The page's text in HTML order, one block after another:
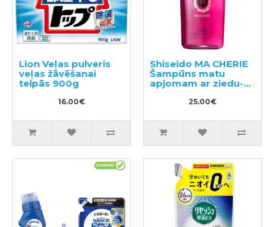
Lion Veļas pulveris
veļas žāvēšanai
telpās 900g
16.00€
Shiseido MA CHERIE
Šampūns matu
apjomam ar ziedu-
augļu aromātu
25.00€